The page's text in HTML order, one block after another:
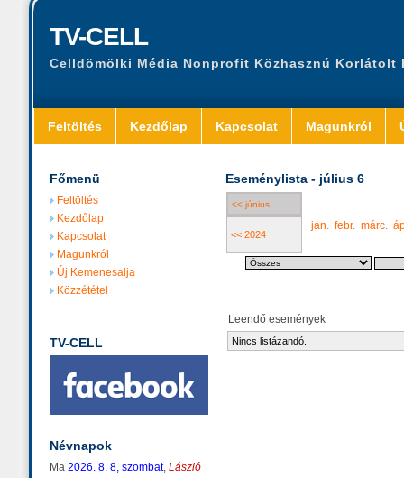
TV-CELL
Celldömölki Média Nonprofit Közhasznú Korlátolt
Feltöltés Kezdőlap Kapcsolat Magunkról
Főmenü
Feltöltés
Kezdőlap
Kapcsolat
Magunkról
Új Kemenesalja
Közzététel
TV-CELL
Névnapok
Ma 2026. 8. 8, szombat, László
Eseménylista - július 6
<< június
<< 2024
jan. febr. márc.
Leendő események
Nincs listázandó.